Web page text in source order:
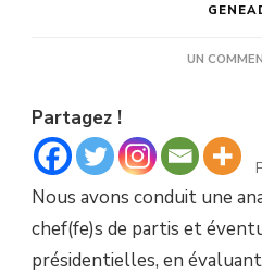
UN
Partagez !
Nous avons conduit une
chef(fe)s de partis et
présidentielles, en